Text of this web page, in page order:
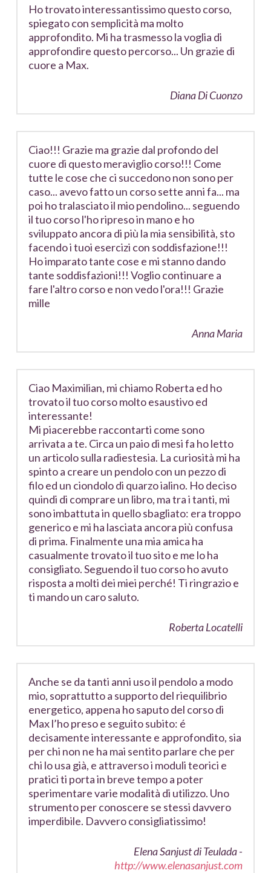
Ho trovato interessantissimo questo corso,
spiegato con semplicità ma molto
approfondito. Mi ha trasmesso la voglia di
approfondire questo percorso... Un grazie di
cuore a Max.
Diana Di Cuonzo
Ciao!!! Grazie ma grazie dal profondo del
cuore di questo meraviglio corso!!! Come
tutte le cose che ci succedono non sono per
caso... avevo fatto un corso sette anni fa... ma
poi ho tralasciato il mio pendolino... seguendo
il tuo corso l'ho ripreso in mano e ho
sviluppato ancora di più la mia sensibilità, sto
facendo i tuoi esercizi con soddisfazione!!!
Ho imparato tante cose e mi stanno dando
tante soddisfazioni!!! Voglio continuare a
fare l'altro corso e non vedo l'ora!!! Grazie
mille
Anna Maria
Ciao Maximilian, mi chiamo Roberta ed ho
trovato il tuo corso molto esaustivo ed
interessante!
Mi piacerebbe raccontarti come sono
arrivata a te. Circa un paio di mesi fa ho letto
un articolo sulla radiestesia. La curiosità mi ha
spinto a creare un pendolo con un pezzo di
filo ed un ciondolo di quarzo ialino. Ho deciso
quindi di comprare un libro, ma tra i tanti, mi
sono imbattuta in quello sbagliato: era troppo
generico e mi ha lasciata ancora più confusa
di prima. Finalmente una mia amica ha
casualmente trovato il tuo sito e me lo ha
consigliato. Seguendo il tuo corso ho avuto
risposta a molti dei miei perché! Ti ringrazio e
ti mando un caro saluto.
Roberta Locatelli
Anche se da tanti anni uso il pendolo a modo
mio, soprattutto a supporto del riequilibrio
energetico, appena ho saputo del corso di
Max l’ho preso e seguito subito: é
decisamente interessante e approfondito, sia
per chi non ne ha mai sentito parlare che per
chi lo usa già, e attraverso i moduli teorici e
pratici ti porta in breve tempo a poter
sperimentare varie modalità di utilizzo. Uno
strumento per conoscere se stessi davvero
imperdibile. Davvero consigliatissimo!
Elena Sanjust di Teulada -
http://www.elenasanjust.com